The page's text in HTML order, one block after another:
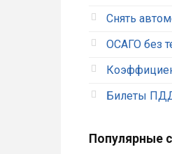
сервис. Вообще
Снять
ОСАГО без
Билеты
Популярные